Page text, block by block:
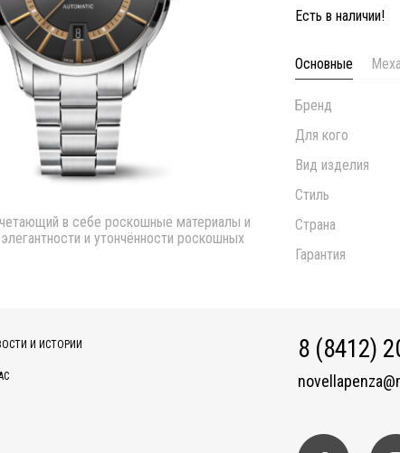
в себе роскошные материалы и
и утончённости роскошных
Есть в наличии!
Основные
Бренд
Для кого
Вид изделия
Стиль
Страна
Гарантия
И ИСТОРИИ 8 (8412)